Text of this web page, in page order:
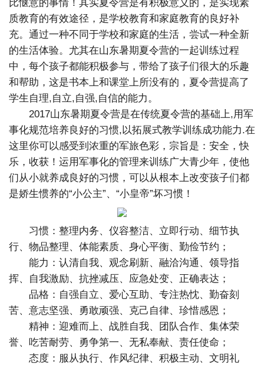
比惬意的事情！其实夏令营是有积极意义的，是实现素
质教育的有效途径，是学校教育和家庭教育的良好补
充。通过一种不同于学校和家庭的生活，尝试一种全新
的生活体验。尤其在山东暑期夏令营的一起训练过程
中，每个孩子都能积极参与，带给了孩子们很大的乐趣
和帮助，这是书本上和课堂上所没有的，夏令营提高了
学生自理,自立,自强,自信的能力。
2017山东暑期夏令营是在传统夏令营的基础上,用军
事化规范培养良好的习惯,以拓展式教学训练成功能力.在
这里你可以感受到浓重的军旅色彩，宗旨是：安全，快
乐，收获！运用军事化的管理来训练广大青少年，使他
们从小就养成良好的习惯，可以从根本上改变孩子们都
是娇生惯养的“小公主”、“小皇帝”坏习惯！
习惯：整理内务、仪容整洁、立即行动、细节执
行、物品整理、体能素质、身心平衡、勤俭节约；
能力：认清自我、观念刷新、融洽沟通、领导指
挥、自我激励、抗挫减压、应急处变、正确表达；
品格：自强自立、爱心互助、专注热忱、勤奋刻
苦、意志坚强、勇敢顽强、克己自律、珍惜感恩；
精神：迎难而上、战胜自我、团队合作、集体荣
誉、吃苦耐劳、勇争第一、无私奉献、责任使命；
态度：服从执行、作风纪律、积极主动、文明礼